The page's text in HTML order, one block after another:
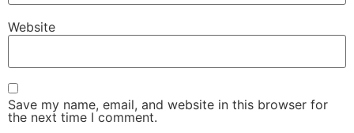
Website
Save my name, email, and website in this browser for
the next time I comment.